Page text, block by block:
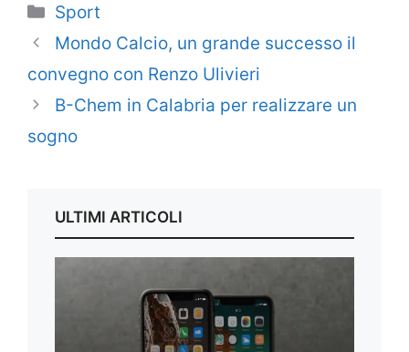
Categorie
Sport
Mondo Calcio, un grande successo il
convegno con Renzo Ulivieri
B-Chem in Calabria per realizzare un
sogno
ULTIMI ARTICOLI